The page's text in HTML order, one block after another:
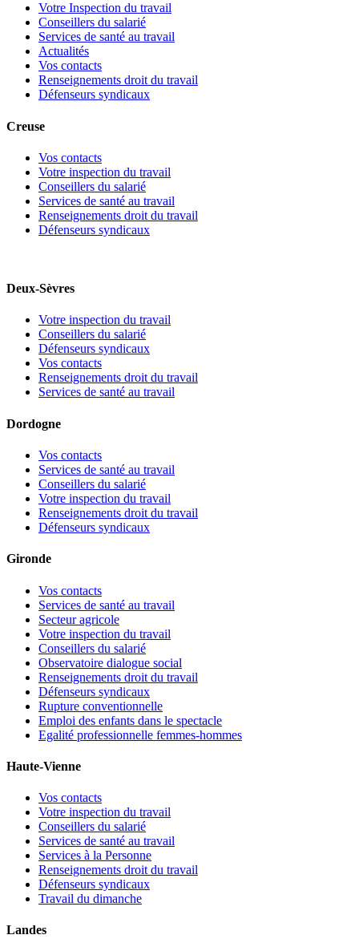
Votre Inspection du travail
Conseillers du salarié
Services de santé au travail
Actualités
Vos contacts
Renseignements droit du travail
Défenseurs syndicaux
Creuse
Vos contacts
Votre inspection du travail
Conseillers du salarié
Services de santé au travail
Renseignements droit du travail
Défenseurs syndicaux
Deux-Sèvres
Votre inspection du travail
Conseillers du salarié
Défenseurs syndicaux
Vos contacts
Renseignements droit du travail
Services de santé au travail
Dordogne
Vos contacts
Services de santé au travail
Conseillers du salarié
Votre inspection du travail
Renseignements droit du travail
Défenseurs syndicaux
Gironde
Vos contacts
Services de santé au travail
Secteur agricole
Votre inspection du travail
Conseillers du salarié
Observatoire dialogue social
Renseignements droit du travail
Défenseurs syndicaux
Rupture conventionnelle
Emploi des enfants dans le spectacle
Egalité professionnelle femmes-hommes
Haute-Vienne
Vos contacts
Votre inspection du travail
Conseillers du salarié
Services de santé au travail
Services à la Personne
Renseignements droit du travail
Défenseurs syndicaux
Travail du dimanche
Landes